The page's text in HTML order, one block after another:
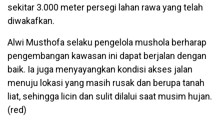
sekitar 3.000 meter persegi lahan rawa yang telah
diwakafkan.
Alwi Musthofa selaku pengelola mushola berharap
pengembangan kawasan ini dapat berjalan dengan
baik. Ia juga menyayangkan kondisi akses jalan
menuju lokasi yang masih rusak dan berupa tanah
liat, sehingga licin dan sulit dilalui saat musim hujan.
(red)